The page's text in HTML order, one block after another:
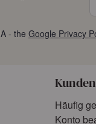
- the Google Privacy
Häufig
Konto